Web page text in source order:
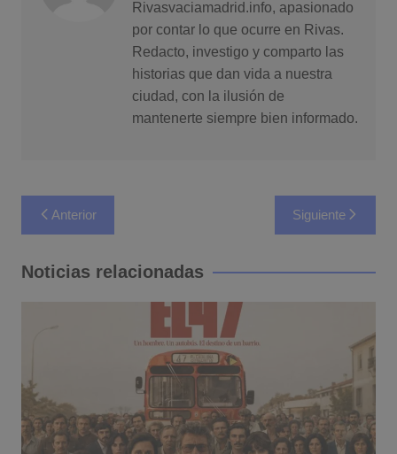
Rivasvaciamadrid.info, apasionado
por contar lo que ocurre en Rivas.
Redacto, investigo y comparto las
historias que dan vida a nuestra
ciudad, con la ilusión de
mantenerte siempre bien informado.
Navegación
de
entradas
Anterior Siguiente
Noticias relacionadas